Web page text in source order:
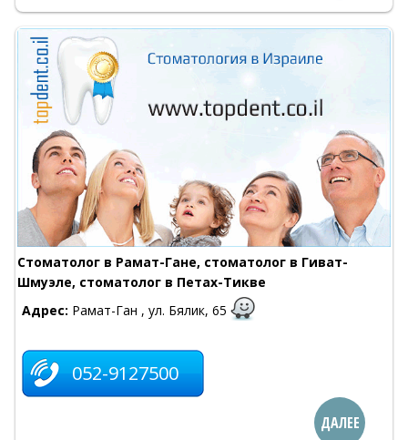
Стоматолог в Рамат-Гане, стоматолог в Гиват-
Шмуэле, стоматолог в Петах-Тикве
Адрес: Рамат-Ган , ул. Бялик, 65
052-9127500
ДАЛЕЕ